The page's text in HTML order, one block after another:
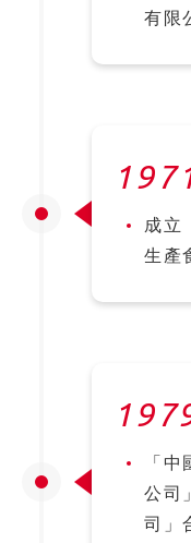
有限
成立
生產
「
公司
司」